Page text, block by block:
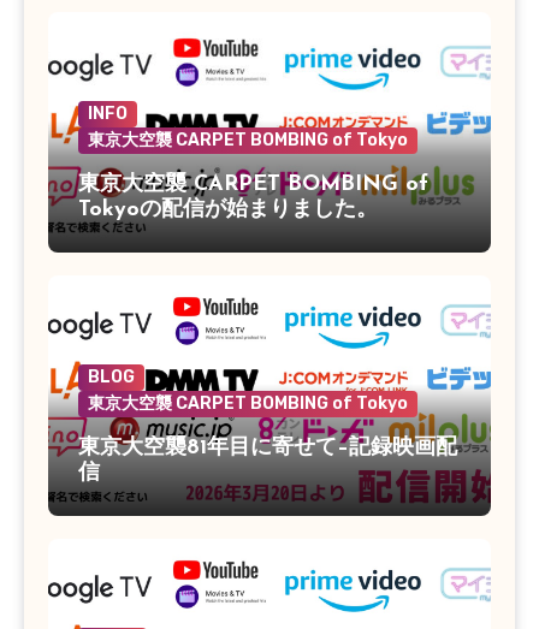
INFO
東京大空襲 CARPET BOMBING of Tokyo
東京大空襲 CARPET BOMBING of
Tokyoの配信が始まりました。
BLOG
東京大空襲 CARPET BOMBING of Tokyo
東京大空襲81年目に寄せて–記録映画配
信